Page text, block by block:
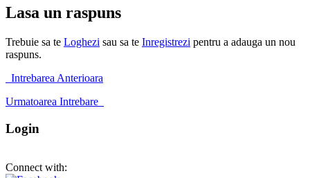
Lasa un raspuns
Trebuie sa te Loghezi sau sa te Inregistrezi pentru a adauga un nou
raspuns.
Intrebarea Anterioara
Urmatoarea Intrebare
Login
Connect with: